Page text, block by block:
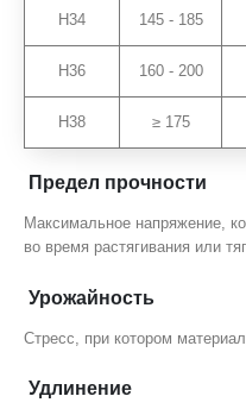
H34 145 - 185
H36 160 - 200
H38 ≥ 175
Предел прочности
Максимальное напряжение,
во время растягивания или
Урожайность
Стресс, при котором
Удлинение